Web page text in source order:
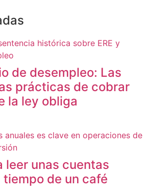
de desempleo: Las
prácticas de cobrar
la ley obliga
leer unas cuentas
tiempo de un café